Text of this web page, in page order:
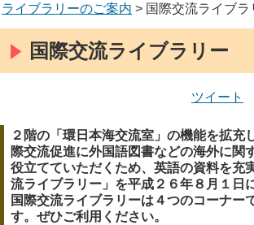
ライブラリーのご案内 > 国際交流ライブラ
国際交流ライブラリー
ツイート
２階の「環日本海交流室」の機能を拡充
際交流促進に外国語図書などの海外に関
役立てていただくため、英語の資料を充
流ライブラリー」を平成２６年８月１日
国際交流ライブラリーは４つのコーナー
す。ぜひご利用ください。